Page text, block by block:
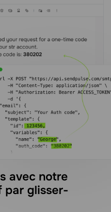
avec notre
par glisser-